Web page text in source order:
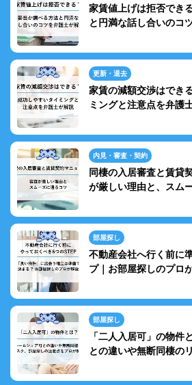
家賃値上げは拒否でき
と円満な話し合いのコ
更新・退去
家賃の減額交渉はでき
ミングと注意点を弁護
内見・審査・契約
同棲の入居審査と賃貸
が厳しい理由と、スム
部屋探し
不動産会社へ行く前に
プ｜お部屋探しのプロ
部屋探し
「二人入居可」の物件
との違いや無断同棲の